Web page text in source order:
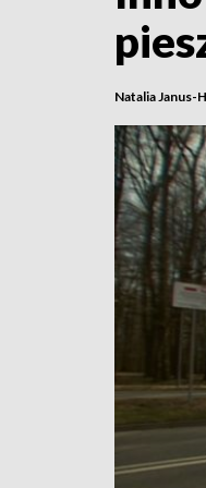
Natalia Janus-